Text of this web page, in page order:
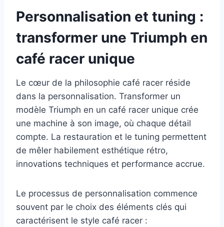
Personnalisation et tuning :
transformer une Triumph en
café racer unique
Le cœur de la philosophie café racer réside
dans la personnalisation. Transformer un
modèle Triumph en un café racer unique crée
une machine à son image, où chaque détail
compte. La restauration et le tuning permettent
de mêler habilement esthétique rétro,
innovations techniques et performance accrue.
Le processus de personnalisation commence
souvent par le choix des éléments clés qui
caractérisent le style café racer :